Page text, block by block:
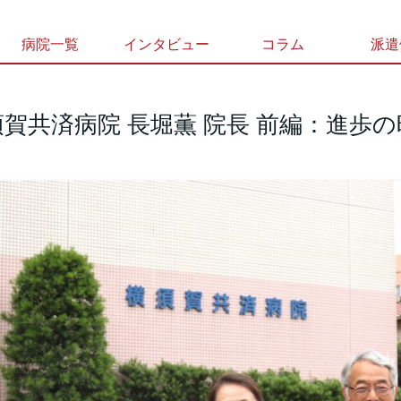
病院一覧 インタビュー コラム 派
共済病院 長堀薫 院長 前編：進歩